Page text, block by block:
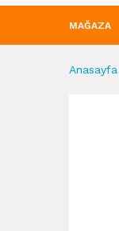
MAĞAZA
Anasayfa